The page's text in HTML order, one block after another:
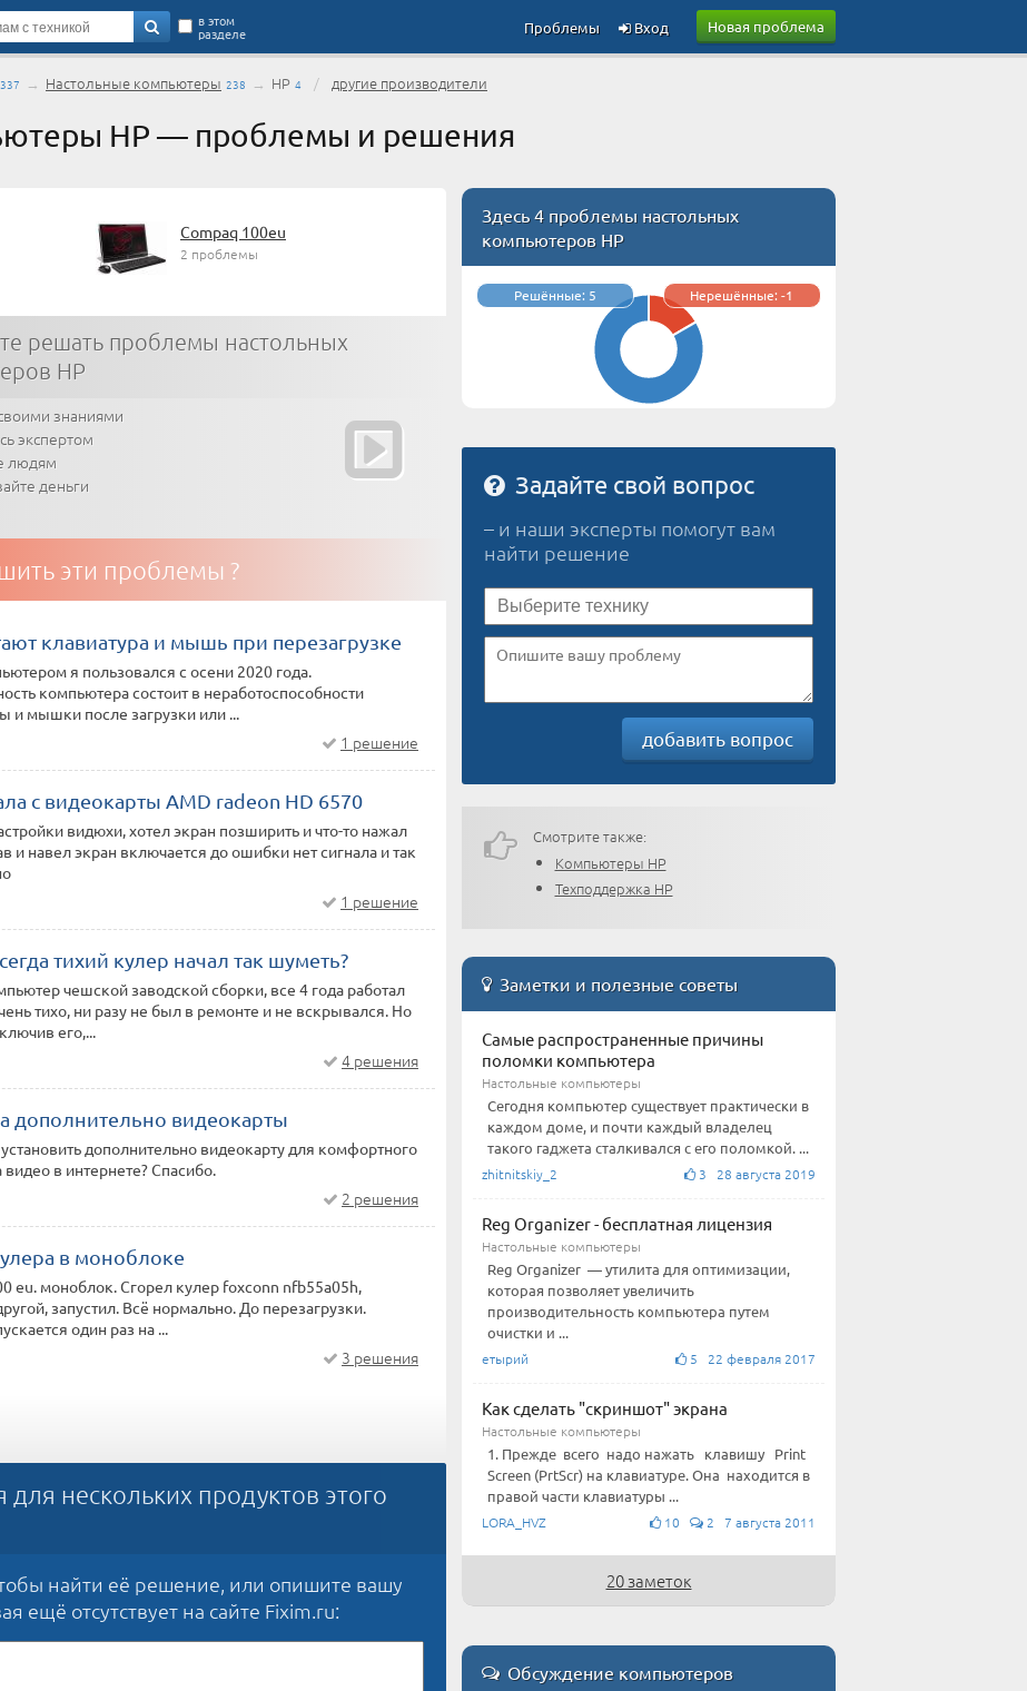
Новая проблема
в этом
разделе Вход
Проблемы
→ Настольные компьютеры 238 → HP 4 / другие производители
HP — проблемы и решения
Compaq 100eu
2 проблемы
решать проблемы настольных
HP
знаниями
экспертом
людям
деньги
эти проблемы ?
клавиатура и мышь при перезагрузке
я пользовался с осени 2020 года.
компьютера состоит в неработоспособности
и мышки после загрузки или ...
1 решение
с видеокарты AMD radeon HD 6570
видюхи, хотел экран позширить и что-то нажал
и навел экран включается до ошибки нет сигнала и так
1 решение
тихий кулер начал так шуметь?
чешской заводской сборки, все 4 года работал
тихо, ни разу не был в ремонте и не вскрывался. Но
его,...
4 решения
дополнительно видеокарты
дополнительно видеокарту для комфортного
видео в интернете? Спасибо.
2 решения
в моноблоке
eu. моноблок. Сгорел кулер foxconn nfb55a05h,
запустил. Всё нормально. До перезагрузки.
один раз на ...
3 решения
нескольких продуктов этого
найти её решение, или опишите вашу
ещё отсутствует на сайте Fixim.ru:
Здесь 4 проблемы настольных
компьютеров HP
Решённые: 5 Нерешённые: -1
Задайте свой вопрос
– и наши эксперты помогут вам
найти решение
добавить вопрос
Смотрите также:
Компьютеры HP
Техподдержка HP
Заметки и полезные советы
Самые распространенные причины
поломки компьютера
Настольные компьютеры
Сегодня компьютер существует практически в
каждом доме, и почти каждый владелец
такого гаджета сталкивался с его поломкой. ...
zhitnitskiy_2 3 28 августа 2019
Reg Organizer - бесплатная лицензия
Настольные компьютеры
Reg Organizer — утилита для оптимизации,
которая позволяет увеличить
производительность компьютера путем
очистки и ...
етырий 5 22 февраля 2017
Как сделать "скриншот" экрана
Настольные компьютеры
1. Прежде всего надо нажать клавишу Print
Screen (PrtScr) на клавиатуре. Она находится в
правой части клавиатуры ...
LORA_HVZ 10 2 7 августа 2011
20 заметок
Обсуждение компьютеров